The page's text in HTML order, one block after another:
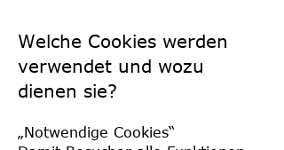
Welche Cookies werden
verwendet und wozu
dienen sie?
„Notwendige Cookies“